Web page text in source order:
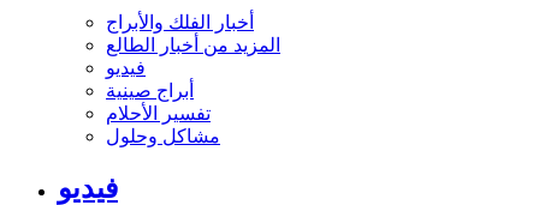
أخبار الفلك والأبراج
المزيد من أخبار الطالع
فيديو
أبراج صينية
تفسير الأحلام
مشاكل وحلول
فيديو